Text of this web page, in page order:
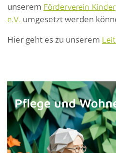
unserem Förderverein
e.V. umgesetzt werden
Hier geht es zu unserem
Pflege und